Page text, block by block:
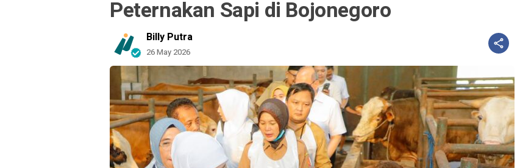
Peternakan Sapi di Bojonegoro
Billy Putra
26 May 2026